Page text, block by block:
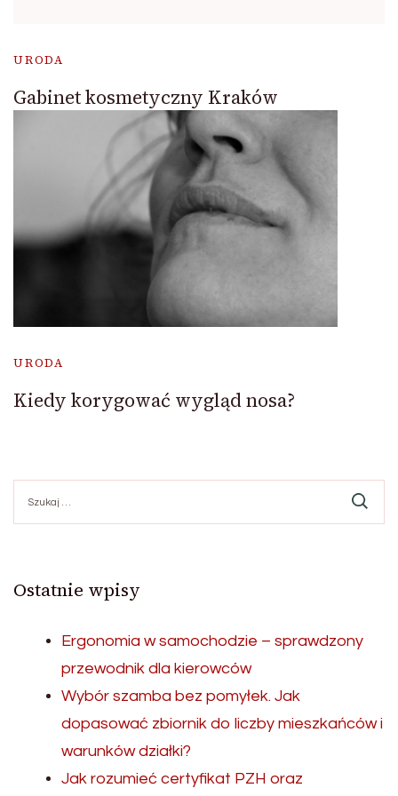
URODA
Gabinet kosmetyczny Kraków
URODA
Kiedy korygować wygląd nosa?
Ostatnie wpisy
Ergonomia w samochodzie – sprawdzony
przewodnik dla kierowców
Wybór szamba bez pomyłek. Jak
dopasować zbiornik do liczby mieszkańców i
warunków działki?
Jak rozumieć certyfikat PZH oraz